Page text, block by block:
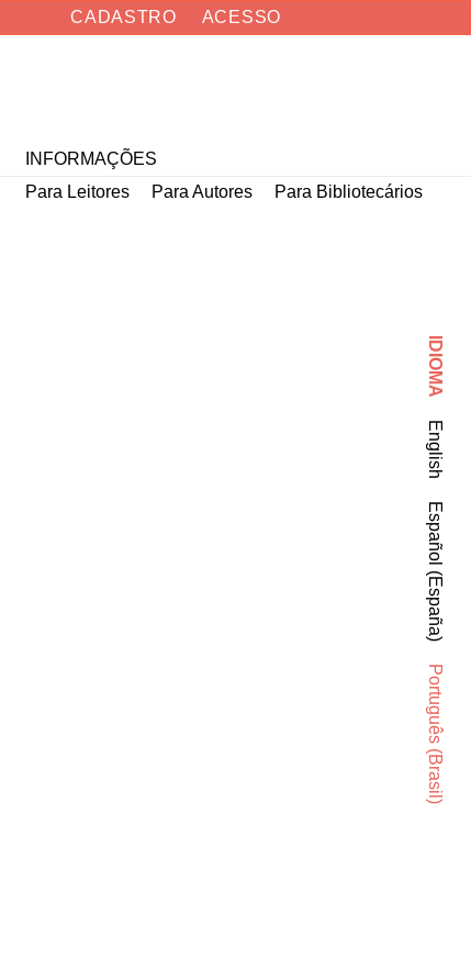
CADASTRO ACESSO
IDIOMA
English
Español (España)
Português (Brasil)
INFORMAÇÕES
Para Leitores
Para Autores Para Bibliotecários